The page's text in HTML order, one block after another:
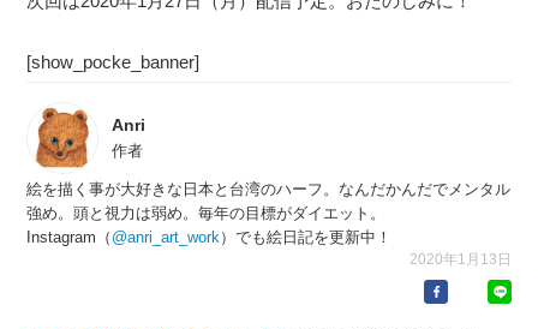
[show_pocke_banner]
Anri
作者
絵を描く事が大好きな日本と台湾のハーフ。なんだかんだでメンタル
強め。頭と視力は弱め。毎年の目標がダイエット。
Instagram（ @anri_art_work）でも絵日記を更新中！
2020年1月13日